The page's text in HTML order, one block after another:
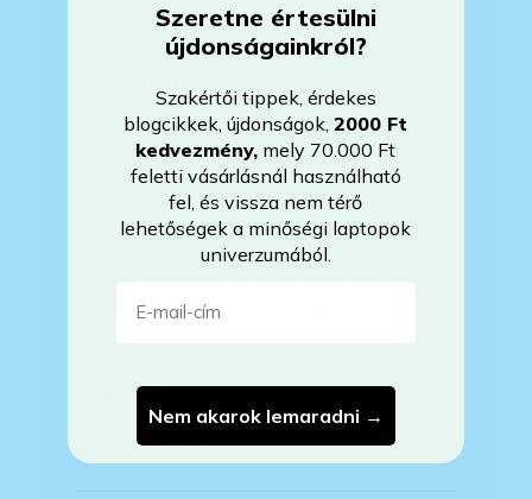
Milyen akkumulátorállapotra
Mikor lesz készleten a laptop, ha
jelenleg nem elérhető?
Mikor vehetem át a rendelésem, ha
esetleg bővítést is kértem?
Mikor kapom meg a házhoz
szállítással megrendelt
termékemet?
Szeretne értesülni
újdonságainkról?
Szakértői tippek, érdekes
blogcikkek, újdonságok,2000 Ft
kedvezmény, mely 70.000 Ft
feletti vásárlásnál használható
fel, és vissza nem térő
lehetőségek a minőségi laptopok
univerzumából.
Nem akarok lemaradni →